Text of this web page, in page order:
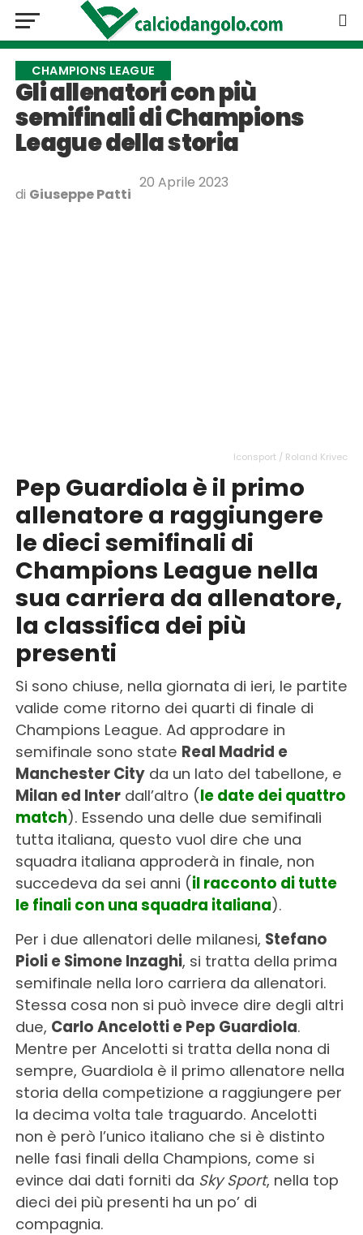
CHAMPIONS LEAGUE
Gli allenatori con più
semifinali di Champions
League della storia
di Giuseppe Patti
20 Aprile 2023
Iconsport / Roland Krivec
Pep Guardiola è il primo
allenatore a raggiungere
le dieci semifinali di
Champions League nella
sua carriera da allenatore,
la classifica dei più
presenti
Si sono chiuse, nella giornata di ieri, le partite
valide come ritorno dei quarti di finale di
Champions League. Ad approdare in
semifinale sono state Real Madrid e
Manchester Cityda un lato del tabellone, e
Milan ed Interdall’altro (le date dei quattro
match). Essendo una delle due semifinali
tutta italiana, questo vuol dire che una
squadra italiana approderà in finale, non
succedeva da sei anni (il racconto di tutte
le finali con una squadra italiana).
Per i due allenatori delle milanesi, Stefano
Pioli e Simone Inzaghi, si tratta della prima
semifinale nella loro carriera da allenatori.
Stessa cosa non si può invece dire degli altri
due, Carlo Ancelotti e Pep Guardiola.
Mentre per Ancelotti si tratta della nona di
sempre, Guardiola è il primo allenatore nella
storia della competizione a raggiungere per
la decima volta tale traguardo. Ancelotti
non è però l’unico italiano che si è distinto
nelle fasi finali della Champions, come si
evince dai dati forniti da Sky Sport, nella top
dieci dei più presenti ha un po’ di
compagnia.